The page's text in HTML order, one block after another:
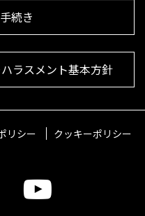
続き
ラスメント基本方針
リシー クッキーポリシー